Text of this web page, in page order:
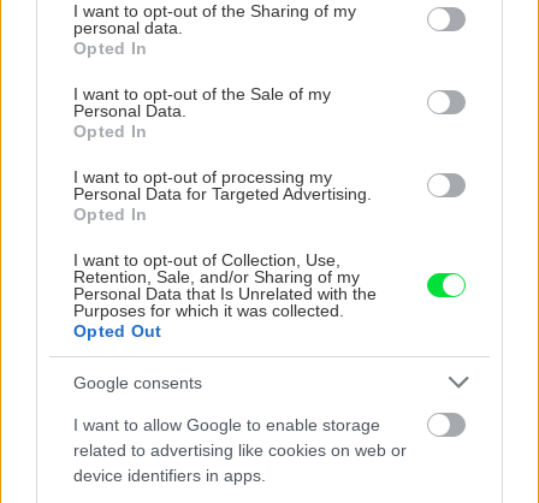
not limited to your visit or usage behaviour. You may click to
grant or deny consent to Google and its third-party tags to
use your data for below specified purposes in below Google
consent section.
I want to opt-out of the Sharing of my
personal data.
Opted In
I want to opt-out of the Sale of my
Personal Data.
Opted In
I want to opt-out of processing my
Personal Data for Targeted Advertising.
Opted In
I want to opt-out of Collection, Use,
Retention, Sale, and/or Sharing of my
Personal Data that Is Unrelated with the
Purposes for which it was collected.
Opted Out
Google consents
I want to allow Google to enable storage
related to advertising like cookies on web or
device identifiers in apps.
ZÁHRADA
5 trvaliek s
panašovanými listami,
ktoré dodajú vášmu
záhonu celosezónny
šmrnc
Trvalky, ktoré znesú
sucho a teplo? Tieto
ktoré slnko svieti celý